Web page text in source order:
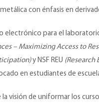
con énfasis en
electrónico para el
– Maximizing Access to
y NSF REU (Research
en estudiantes de
visión de uniformar los